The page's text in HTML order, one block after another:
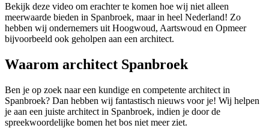
Bekijk deze video om erachter te komen hoe wij niet alleen
meerwaarde bieden in Spanbroek, maar in heel Nederland! Zo
hebben wij ondernemers uit Hoogwoud, Aartswoud en Opmeer
bijvoorbeeld ook geholpen aan een architect.
Waarom architect Spanbroek
Ben je op zoek naar een kundige en competente architect in
Spanbroek? Dan hebben wij fantastisch nieuws voor je! Wij helpen
je aan een juiste architect in Spanbroek, indien je door de
spreekwoordelijke bomen het bos niet meer ziet.